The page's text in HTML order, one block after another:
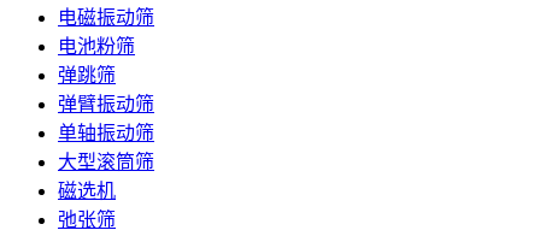
电磁振动筛
电池粉筛
弹跳筛
弹臂振动筛
单轴振动筛
大型滚筒筛
磁选机
弛张筛